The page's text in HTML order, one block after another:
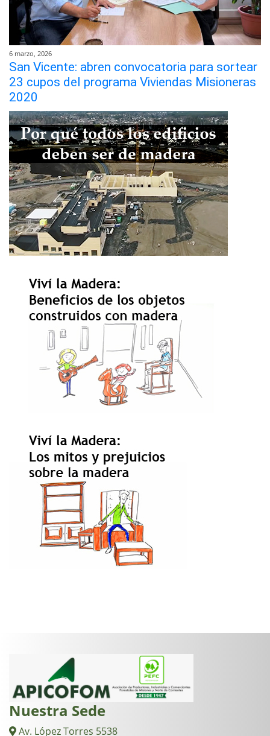
6 marzo, 2026
San Vicente: abren convocatoria para sortear
23 cupos del programa Viviendas Misioneras
2020
Nuestra Sede
Av. López Torres 5538